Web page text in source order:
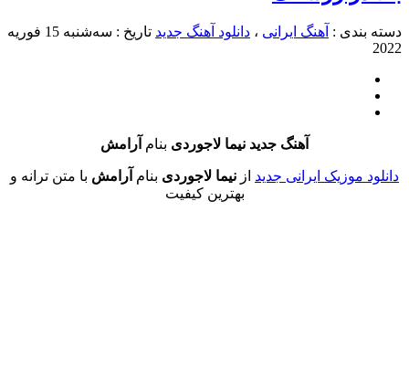
:آهنگ ایرانی، دانلود آهنگ جدید تاریخ : سه‌شنبه 15 فوریه
آهنگ جدید نیما لاجوردیبنام آرامش
ایرانی جدید از نیما لاجوردیبنام آرامش با متن ترانه و
بهترین کیفیت